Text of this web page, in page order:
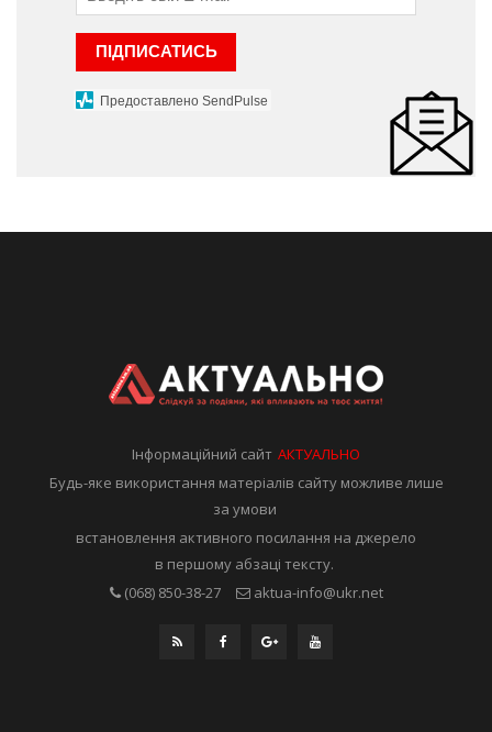
ПІДПИСАТИСЬ
Предоставлено SendPulse
Інформаційний сайтАКТУАЛЬНО
Будь-яке використання матеріалів сайту можливе лише
за умови
встановлення активного посилання на джерело
в першому абзаці тексту.
(068) 850-38-27
aktua-info@ukr.net